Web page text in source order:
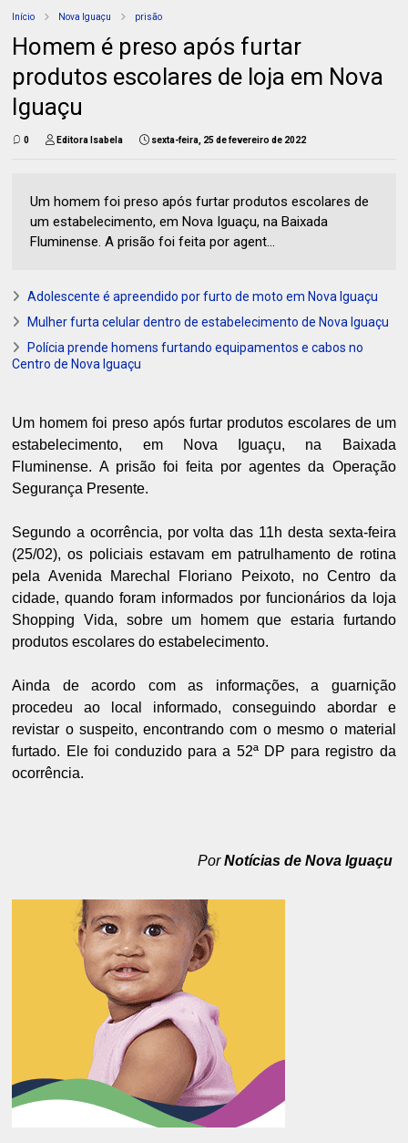
Início Nova Iguaçu prisão
Homem é preso após furtar
produtos escolares de loja em Nova
Iguaçu
0 Editora Isabela sexta-feira, 25 de fevereiro de 2022
Um homem foi preso após furtar produtos escolares de
um estabelecimento, em Nova Iguaçu, na Baixada
Fluminense. A prisão foi feita por agent...
Adolescente é apreendido por furto de moto em Nova Iguaçu
Mulher furta celular dentro de estabelecimento de Nova Iguaçu
Polícia prende homens furtando equipamentos e cabos no
Centro de Nova Iguaçu
Um homem foi preso após furtar produtos escolares de um
estabelecimento, em Nova Iguaçu, na Baixada
Fluminense. A prisão foi feita por agentes da Operação
Segurança Presente.
Segundo a ocorrência, por volta das 11h desta sexta-feira
(25/02), os policiais estavam em patrulhamento de rotina
pela Avenida Marechal Floriano Peixoto, no Centro da
cidade, quando foram informados por funcionários da loja
Shopping Vida, sobre um homem que estaria furtando
produtos escolares do estabelecimento.
Ainda de acordo com as informações, a guarnição
procedeu ao local informado, conseguindo abordar e
revistar o suspeito, encontrando com o mesmo o material
furtado. Ele foi conduzido para a 52ª DP para registro da
ocorrência.
PorNotícias de Nova Iguaçu